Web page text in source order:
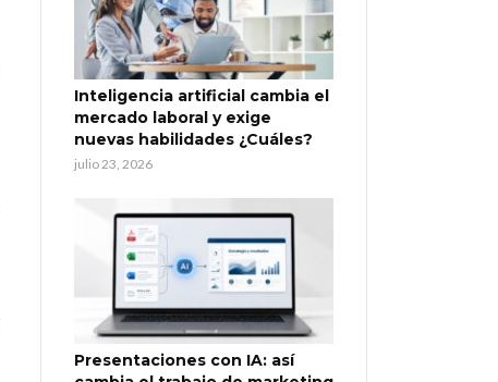
Inteligencia artificial cambia el
mercado laboral y exige
nuevas habilidades ¿Cuáles?
julio 23, 2026
Presentaciones con IA: así